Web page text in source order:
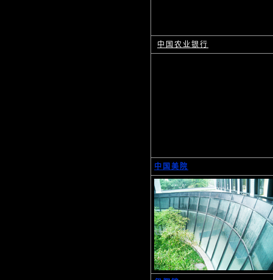
中国农业银行
中国美院